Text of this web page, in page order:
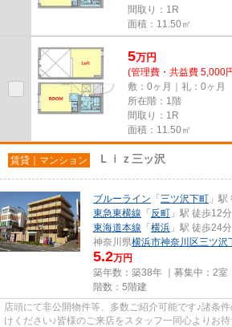
間取り：1R
面積：11.50㎡
5万円
(管理費・共益費 5,000
敷：0ヶ月｜礼：0ヶ月
所在階：1階
間取り：1R
面積：11.50㎡
賃貸｜マンション Ｌｉｚ三ッ沢
ブルーライン 「 三ツ沢下町 」駅
東急東横線 「 反町 」駅 徒歩12分
東海道本線 「 横浜 」駅 徒歩24分
神奈川県横浜市神奈川区三ツ沢
5.2万円
築年数：築38年 ｜募集中： 2室
階数：5階建
店頭にて非公開物件等、多数ご紹介可能です♪諸条
けください♪皆様のご来店をスタッフ一同心よりお